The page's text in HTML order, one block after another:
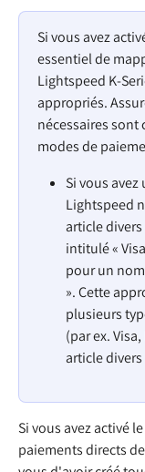
Si vous avez
essentiel de
Lightspeed K-
appropriés.
nécessaires sont
modes de
Si vous
Lightspeed
article
intitulé «
pour un
». Cette
plusieurs
(par ex.
article
Si vous avez activé le
paiements directs